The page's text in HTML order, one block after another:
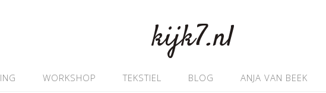
kijk7.nl
WORKSHOP TEKSTIEL BLOG ANJA VAN BEEK